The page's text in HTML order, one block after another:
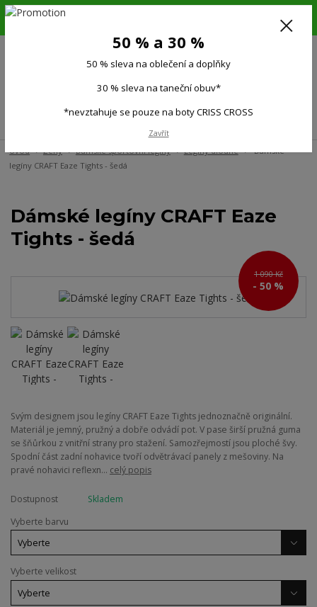
6.-16.8.26. DOVOLENÁ !!! 50 % SLEVA na všechno oblečení a doplňky !!!
(Po-Pá 9:00-15.00)
Úvod Ženy Dámské sportovní legíny Legíny dlouhé
Dámské
legíny CRAFT Eaze Tights - šedá
Dámské legíny CRAFT Eaze
Tights - šedá
1 090 Kč
- 50 %
Svým designem jsou legíny CRAFT Eaze Tights jednoznačně originální.
Materiál je jemný, pružný a dobře odvádí pot. V pase širší pružná guma
se šňůrkou z vnitřní strany pro stažení. Samozřejmostí jsou ploché švy.
Spodní část zadní nohavice tvoří odvětrávací panely z mešoviny. Na
pravé nohavici reflexn... celý popis
Dostupnost
Skladem
Vyberte barvu
Vyberte velikost
50 % a 30 %
50 % sleva na oblečení a doplňky
30 % sleva na taneční obuv*
*nevztahuje se pouze na boty CRISS CROSS
Zavřít